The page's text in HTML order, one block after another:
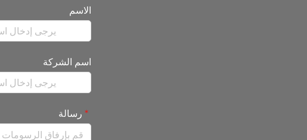
الاسم
اسم الشركة
رسالة